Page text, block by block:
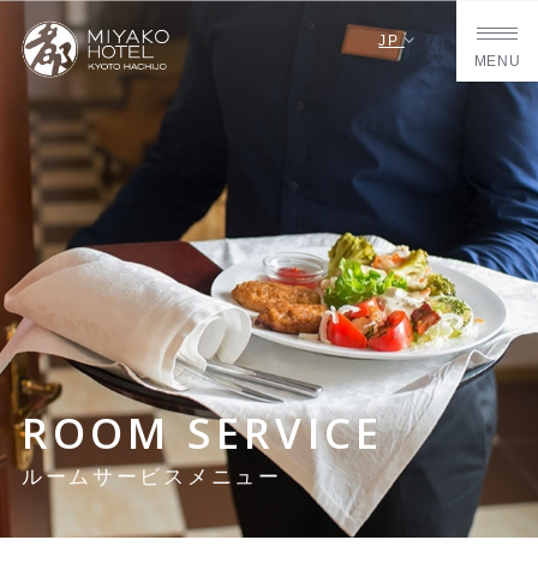
JP
MENU
ROOM SERVICE
ルームサービスメニュー